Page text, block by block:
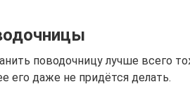
поводочницу лучше всего
его даже не придётся делать.